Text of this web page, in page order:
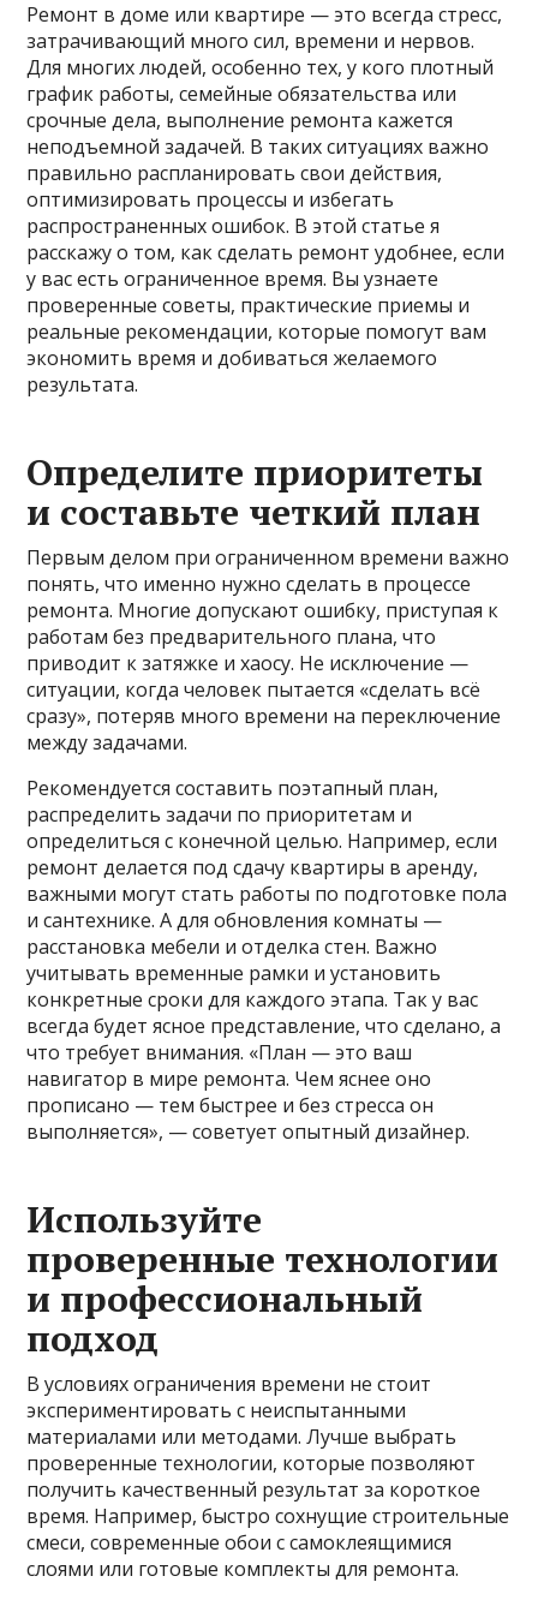
Ремонт в доме или квартире — это всегда стресс,
затрачивающий много сил, времени и нервов.
Для многих людей, особенно тех, у кого плотный
график работы, семейные обязательства или
срочные дела, выполнение ремонта кажется
неподъемной задачей. В таких ситуациях важно
правильно распланировать свои действия,
оптимизировать процессы и избегать
распространенных ошибок. В этой статье я
расскажу о том, как сделать ремонт удобнее, если
у вас есть ограниченное время. Вы узнаете
проверенные советы, практические приемы и
реальные рекомендации, которые помогут вам
экономить время и добиваться желаемого
результата.
Определите приоритеты
и составьте четкий план
Первым делом при ограниченном времени важно
понять, что именно нужно сделать в процессе
ремонта. Многие допускают ошибку, приступая к
работам без предварительного плана, что
приводит к затяжке и хаосу. Не исключение —
ситуации, когда человек пытается «сделать всё
сразу», потеряв много времени на переключение
между задачами.
Рекомендуется составить поэтапный план,
распределить задачи по приоритетам и
определиться с конечной целью. Например, если
ремонт делается под сдачу квартиры в аренду,
важными могут стать работы по подготовке пола
и сантехнике. А для обновления комнаты —
расстановка мебели и отделка стен. Важно
учитывать временные рамки и установить
конкретные сроки для каждого этапа. Так у вас
всегда будет ясное представление, что сделано, а
что требует внимания. «План — это ваш
навигатор в мире ремонта. Чем яснее оно
прописано — тем быстрее и без стресса он
выполняется», — советует опытный дизайнер.
Используйте
проверенные технологии
и профессиональный
подход
В условиях ограничения времени не стоит
экспериментировать с неиспытанными
материалами или методами. Лучше выбрать
проверенные технологии, которые позволяют
получить качественный результат за короткое
время. Например, быстро сохнущие строительные
смеси, современные обои с самоклеящимися
слоями или готовые комплекты для ремонта.